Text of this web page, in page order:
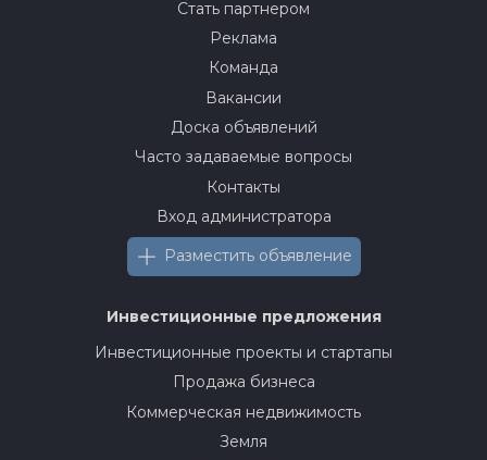
Стать партнером
Реклама
Команда
Вакансии
Доска объявлений
Часто задаваемые вопросы
Контакты
Вход администратора
Разместить объявление
Инвестиционные предложения
Инвестиционные проекты и стартапы
Продажа бизнеса
Коммерческая недвижимость
Земля